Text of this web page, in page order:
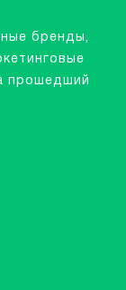
бренды,
прошедший